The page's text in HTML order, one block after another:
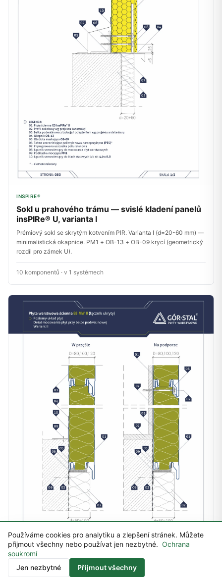
INSPIRE®
Sokl u prahového trámu — svislé kladení panelů
insPIRe® U, varianta I
Prémiový sokl se skrytým kotvením PIR. Varianta I (d=20-60 mm) —
minimalistická okapnice. PM1 + OB-13 + OB-09 krycí (geometrický
rozdíl pro zámek U).
10 komponentů · v 1 systémech
Používáme cookies pro analytiku a zlepšení stránek. Můžete
přijmout všechny nebo používat jen nezbytné. Ochrana
soukromí
Jen nezbytné
Přijmout všechny